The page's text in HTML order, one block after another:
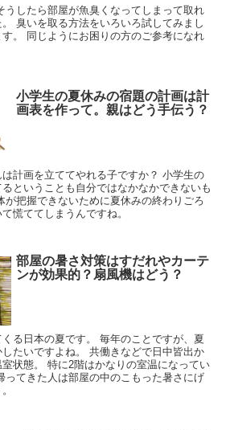
うしたら部屋が魚臭くなってしまって取れ
臭いを取る方法をいろいろ試してみまし
。 同じようにお困りの方のご参考になれ
小学生の夏休みの宿題の計画は計
画表を作って。親はどう手伝う？
計画を立ててやれる子ですか？ 小学生の
ということも自分ではなかなかできないも
が把握できないために夏休みの終わりごろ
慌ててしまうんですね。
部屋の暑さ対策はすだれやカーテ
ンが効果的？扇風機はどう？
る日本の夏です。 毎年のことですが、夏
たいですよね。 共働きなどで日中皆出か
状態。 特に2階はかなりの室温になってい
ってきた人は部屋の中のこもった暑さにげ